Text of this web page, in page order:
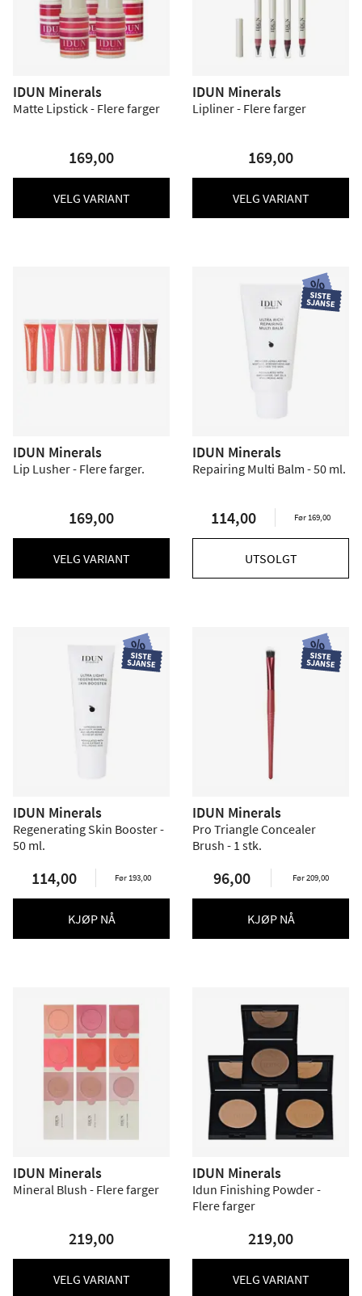
IDUN Minerals
Matte Lipstick - Flere farger
169,00
VELG VARIANT
IDUN Minerals
Lipliner - Flere farger
169,00
VELG VARIANT
IDUN Minerals
Lip Lusher - Flere farger.
169,00
VELG VARIANT
IDUN Minerals
Repairing Multi Balm - 50 ml.
114,00 Før 169,00
UTSOLGT
IDUN Minerals
Regenerating Skin Booster -
50 ml.
114,00 Før 193,00
KJØP NÅ
IDUN Minerals
Pro Triangle Concealer
Brush - 1 stk.
96,00 Før 209,00
KJØP NÅ
IDUN Minerals
Mineral Blush - Flere farger
219,00
VELG VARIANT
IDUN Minerals
Idun Finishing Powder -
Flere farger
219,00
VELG VARIANT